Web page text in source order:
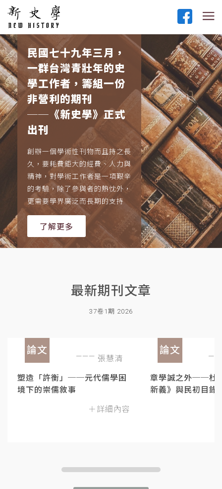
民國七十九年三月，
一群台灣青壯年的史
學工作者，籌組一份
非營利的期刊
──《新史學》正式
出刊
創辦一個學術性刊物而且持之長
久，要耗費鉅大的經費、人力與
精神，對學術工作者是一項艱辛
的考驗，除了參與者的熱忱外，
更需要學界廣泛而長期的支持
了解更多
最新期刊文章
37卷1期 2026
論文
張慧清
塑造「許衡」──元代儒學困
境下的崇儒敘事
＋詳細內容
論文
章學誠之外──杜
新義》與民初目錄